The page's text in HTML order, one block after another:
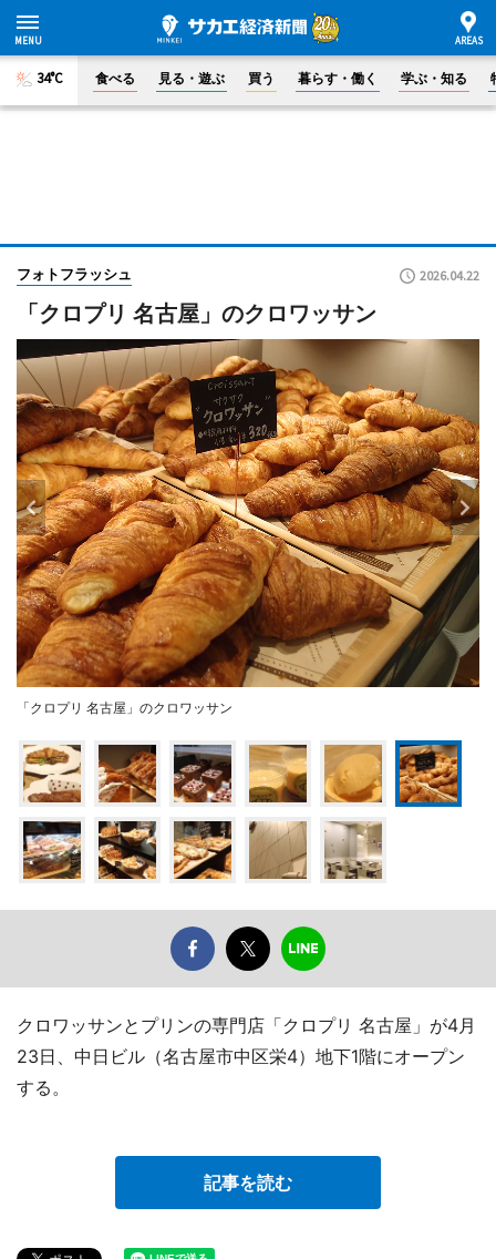
34°C 食べる 見る・遊ぶ 買う 暮らす・働く 学ぶ・知る
フォトフラッシュ 2026.04.22
「クロプリ 名古屋」のクロワッサン
「クロプリ 名古屋」のクロワッサン
クロワッサンとプリンの専門店「クロプリ 名古屋」が4月
23日、中日ビル（名古屋市中区栄4）地下1階にオープン
する。
記事を読む